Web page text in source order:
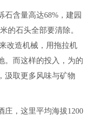
石含量高达68%，建园
的石头全部要清除。
改造机械，用拖拉机
。而这样的投入，为的
汲取更多风味与矿物
庄，这里平均海拔1200